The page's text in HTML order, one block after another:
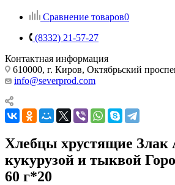
Сравнение товаров0
(8332) 21-57-27
Контактная информация
610000, г. Киров, Октябрьский
info@severprod.com
Хлебцы хрустящие Злак
кукурузой и тыквой
60 г*20